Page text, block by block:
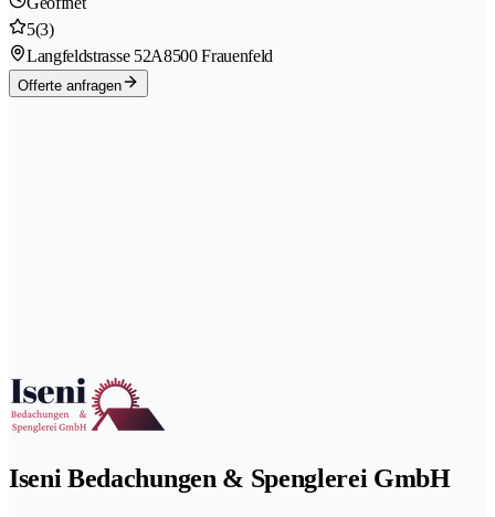
5(3)
Langfeldstrasse 52A8500 Frauenfeld
Offerte anfragen
Iseni Bedachungen & Spenglerei GmbH